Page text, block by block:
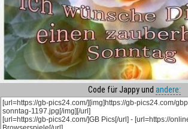
Code für Jappy und andere: